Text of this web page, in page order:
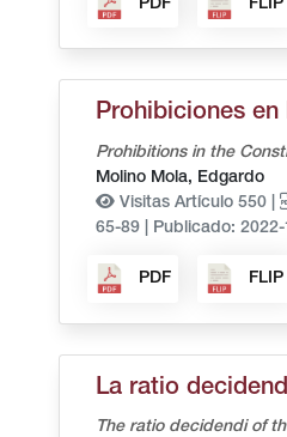
PDF FLIP
Prohibiciones
Prohibitions in the
Molino Mola, Edgardo
Visitas Artículo 550 |
65-89
Publicado: 2022-
PDF FLIP
La ratio
The ratio decidendi of